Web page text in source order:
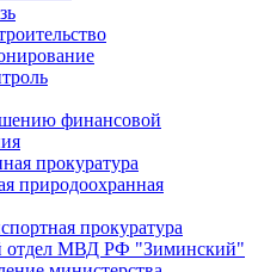
финансовой
прокуратура
природоохранная
прокуратура
МВД РФ "Зиминский"